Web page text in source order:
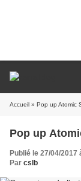
Accueil » Pop up Atomic
Pop up
Publié le 27/04/2017
Par cslb